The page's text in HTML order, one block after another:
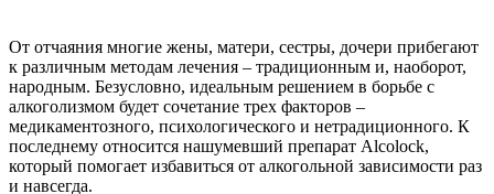
От отчаяния многие жены, матери, сестры, дочери прибегают
к различным методам лечения – традиционным и, наоборот,
народным. Безусловно, идеальным решением в борьбе с
алкоголизмом будет сочетание трех факторов –
медикаментозного, психологического и нетрадиционного. К
последнему относится нашумевший препарат Alcolock,
который помогает избавиться от алкогольной зависимости раз
и навсегда.